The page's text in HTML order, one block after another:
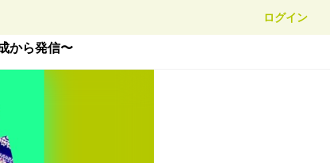
ログイン
から発信〜